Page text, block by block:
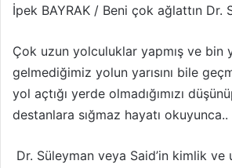
İpek BAYRAK / Beni çok ağlattın Dr.
Çok uzun yolculuklar yapmış ve bin
gelmediğimiz yolun yarısını bile
yol açtığı yerde olmadığımızı
destanlara sığmaz hayatı okuyunca..
Dr. Süleyman veya Said’in kimlik ve